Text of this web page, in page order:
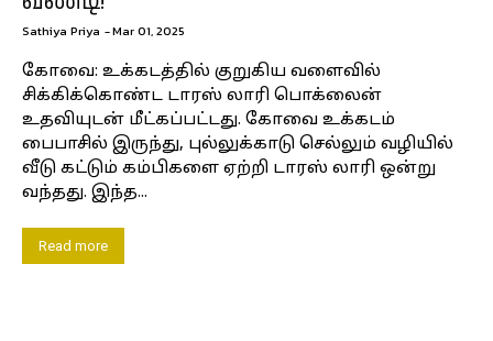
Sathiya Priya -Mar 01, 2025
கோவை: உக்கடத்தில் குறுகிய வளைவில்
சிக்கிக்கொண்ட டாரஸ் லாரி பொக்லைன்
உதவியுடன் மீட்கப்பட்டது. கோவை உக்கடம்
பைபாசில் இருந்து, புல்லுக்காடு செல்லும் வழியில்
வீடு கட்டும் கம்பிகளை ஏற்றி டாரஸ் லாரி ஒன்று
வந்தது. இந்த...
Read more